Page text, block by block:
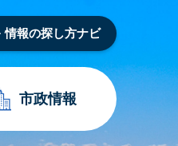
情報の探し方ナビ
市政情報